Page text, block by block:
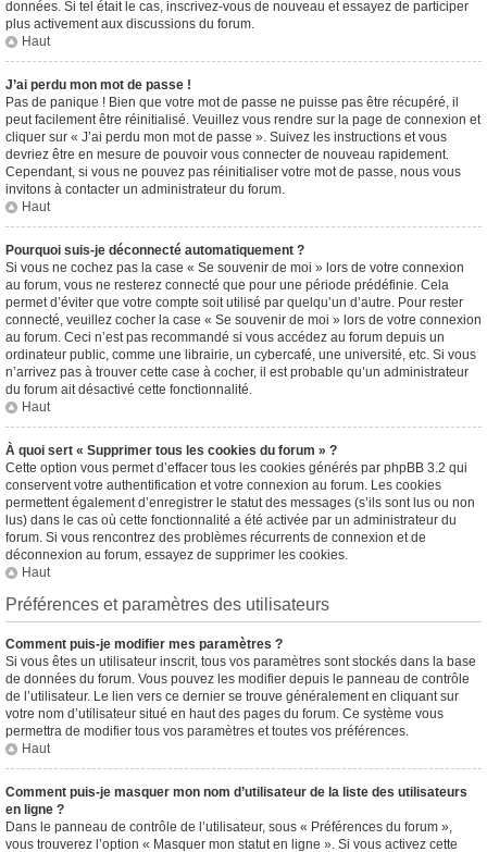
données. Si tel était le cas, inscrivez-vous de nouveau et essayez de participer
plus activement aux discussions du forum.
Haut
J’ai perdu mon mot de passe !
Pas de panique ! Bien que votre mot de passe ne puisse pas être récupéré, il
peut facilement être réinitialisé. Veuillez vous rendre sur la page de connexion et
cliquer sur « J’ai perdu mon mot de passe ». Suivez les instructions et vous
devriez être en mesure de pouvoir vous connecter de nouveau rapidement.
Cependant, si vous ne pouvez pas réinitialiser votre mot de passe, nous vous
invitons à contacter un administrateur du forum.
Haut
Pourquoi suis-je déconnecté automatiquement ?
Si vous ne cochez pas la case « Se souvenir de moi » lors de votre connexion
au forum, vous ne resterez connecté que pour une période prédéfinie. Cela
permet d’éviter que votre compte soit utilisé par quelqu’un d’autre. Pour rester
connecté, veuillez cocher la case « Se souvenir de moi » lors de votre connexion
au forum. Ceci n’est pas recommandé si vous accédez au forum depuis un
ordinateur public, comme une librairie, un cybercafé, une université, etc. Si vous
n’arrivez pas à trouver cette case à cocher, il est probable qu’un administrateur
du forum ait désactivé cette fonctionnalité.
Haut
À quoi sert « Supprimer tous les cookies du forum » ?
Cette option vous permet d’effacer tous les cookies générés par phpBB 3.2 qui
conservent votre authentification et votre connexion au forum. Les cookies
permettent également d’enregistrer le statut des messages (s’ils sont lus ou non
lus) dans le cas où cette fonctionnalité a été activée par un administrateur du
forum. Si vous rencontrez des problèmes récurrents de connexion et de
déconnexion au forum, essayez de supprimer les cookies.
Haut
Préférences et paramètres des utilisateurs
Comment puis-je modifier mes paramètres ?
Si vous êtes un utilisateur inscrit, tous vos paramètres sont stockés dans la base
de données du forum. Vous pouvez les modifier depuis le panneau de contrôle
de l’utilisateur. Le lien vers ce dernier se trouve généralement en cliquant sur
votre nom d’utilisateur situé en haut des pages du forum. Ce système vous
permettra de modifier tous vos paramètres et toutes vos préférences.
Haut
Comment puis-je masquer mon nom d’utilisateur de la liste des utilisateurs
en ligne ?
Dans le panneau de contrôle de l’utilisateur, sous « Préférences du forum »,
vous trouverez l’option « Masquer mon statut en ligne ». Si vous activez cette